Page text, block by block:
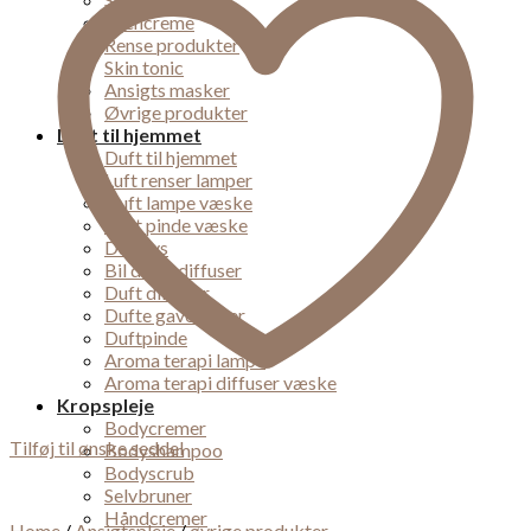
Øjencreme
Rense produkter
Skin tonic
Ansigts masker
Øvrige produkter
Duft til hjemmet
Duft til hjemmet
Luft renser lamper
Duft lampe væske
Duft pinde væske
Duft lys
Bil dufte diffuser
Duft diffuser
Dufte gaveæsker
Duftpinde
Aroma terapi lampe
Aroma terapi diffuser væske
Kropspleje
Bodycremer
Bodyshampoo
Bodyscrub
Selvbruner
Håndcremer
Tilføj til ønske seddel